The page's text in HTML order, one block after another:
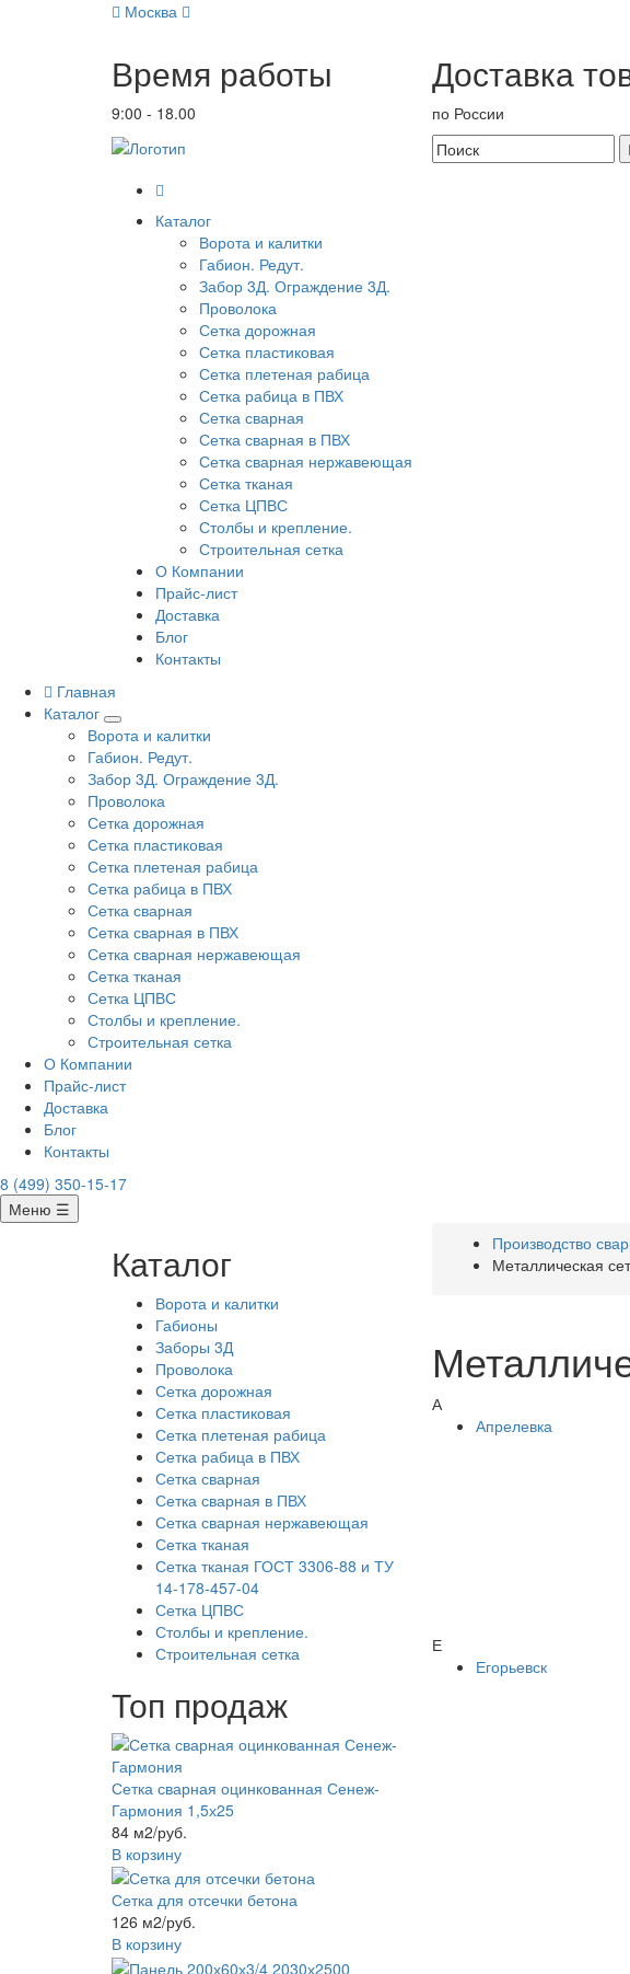
Москва
Время работы
9:00 - 18.00
Доставка
по России
Каталог
Ворота и калитки
Габион. Редут.
Забор 3Д. Ограждение 3Д.
Проволока
Сетка дорожная
Сетка пластиковая
Сетка плетеная рабица
Сетка рабица в ПВХ
Сетка сварная
Сетка сварная в ПВХ
Сетка сварная нержавеющая
Сетка тканая
Сетка ЦПВС
Столбы и крепление.
Строительная сетка
О Компании
Прайс-лист
Доставка
Блог
Контакты
Главная
Каталог
Ворота и калитки
Габион. Редут.
Забор 3Д. Ограждение 3Д.
Проволока
Сетка дорожная
Сетка пластиковая
Сетка плетеная рабица
Сетка рабица в ПВХ
Сетка сварная
Сетка сварная в ПВХ
Сетка сварная нержавеющая
Сетка тканая
Сетка ЦПВС
Столбы и крепление.
Строительная сетка
О Компании
Прайс-лист
Доставка
Блог
Контакты
8 (499) 350-15-17
Меню ☰
Каталог
Ворота и калитки
Габионы
Заборы 3Д
Проволока
Сетка дорожная
Сетка пластиковая
Сетка плетеная рабица
Сетка рабица в ПВХ
Сетка сварная
Сетка сварная в ПВХ
Сетка сварная нержавеющая
Сетка тканая
Сетка тканая ГОСТ 3306-88 и ТУ
14-178-457-04
Сетка ЦПВС
Столбы и крепление.
Строительная сетка
Топ продаж
Сетка сварная оцинкованная Сенеж-
Гармония 1,5х25
84 м2/руб.
В корзину
Сетка для отсечки бетона
126 м2/руб.
В корзину
Производство
Металлическая
А
Апрелевка
Е
Егорьевск